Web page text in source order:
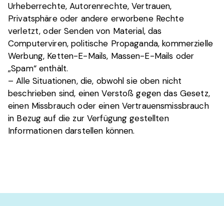
Urheberrechte, Autorenrechte, Vertrauen,
Privatsphäre oder andere erworbene Rechte
verletzt, oder Senden von Material, das
Computerviren, politische Propaganda, kommerzielle
Werbung, Ketten-E-Mails, Massen-E-Mails oder
„Spam“ enthält.
– Alle Situationen, die, obwohl sie oben nicht
beschrieben sind, einen Verstoß gegen das Gesetz,
einen Missbrauch oder einen Vertrauensmissbrauch
in Bezug auf die zur Verfügung gestellten
Informationen darstellen können.